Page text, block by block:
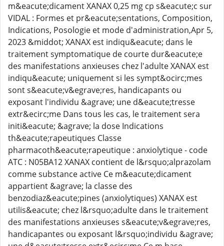
m&eacute;dicament XANAX 0,25 mg cp s&eacute;c sur
VIDAL : Formes et pr&eacute;sentations, Composition,
Indications, Posologie et mode d'administration,Apr 5,
2023 &middot; XANAX est indiqu&eacute; dans le
traitement symptomatique de courte dur&eacute;e
des manifestations anxieuses chez l'adulte XANAX est
indiqu&eacute; uniquement si les sympt&ocirc;mes
sont s&eacute;v&egrave;res, handicapants ou
exposant l'individu &agrave; une d&eacute;tresse
extr&ecirc;me Dans tous les cas, le traitement sera
initi&eacute; &agrave; la dose Indications
th&eacute;rapeutiques Classe
pharmacoth&eacute;rapeutique : anxiolytique - code
ATC : N05BA12 XANAX contient de l&rsquo;alprazolam
comme substance active Ce m&eacute;dicament
appartient &agrave; la classe des
benzodiaz&eacute;pines (anxiolytiques) XANAX est
utilis&eacute; chez l&rsquo;adulte dans le traitement
des manifestations anxieuses s&eacute;v&egrave;res,
handicapantes ou exposant l&rsquo;individu &agrave;